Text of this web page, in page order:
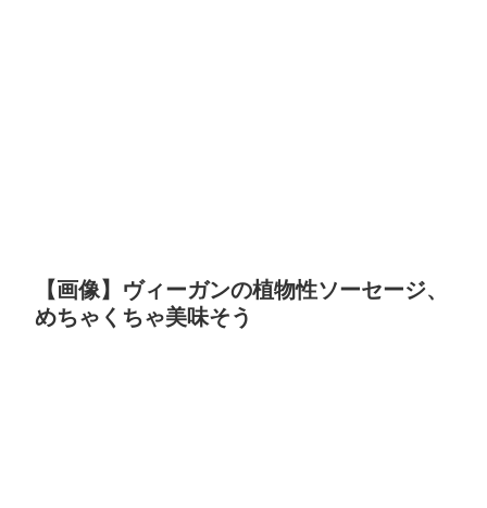
【画像】ヴィーガンの植物性ソーセージ、
めちゃくちゃ美味そう